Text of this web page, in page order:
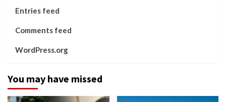
Entries feed
Comments feed
WordPress.org
You may have missed